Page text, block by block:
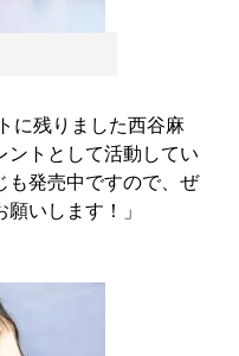
に残りました西谷麻
ントとして活動してい
も発売中ですので、ぜ
いします！」